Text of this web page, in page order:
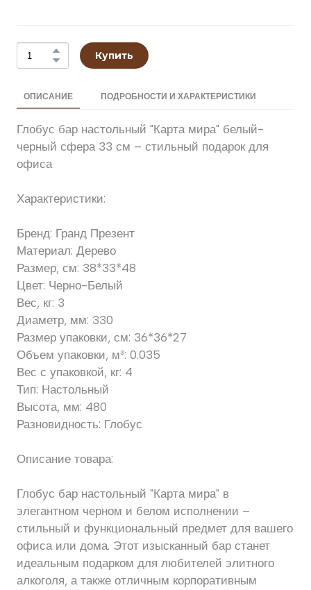
Купить
ОПИСАНИЕ ПОДРОБНОСТИ И ХАРАКТЕРИСТИКИ
Глобус бар настольный "Карта мира" белый-
черный сфера 33 см – стильный подарок для
офиса
Характеристики:
Бренд: Гранд Презент
Материал: Дерево
Размер, см: 38*33*48
Цвет: Черно-Белый
Вес, кг: 3
Диаметр, мм: 330
Размер упаковки, см: 36*36*27
Объем упаковки, м³: 0.035
Вес с упаковкой, кг: 4
Тип: Настольный
Высота, мм: 480
Разновидность: Глобус
Описание товара:
Глобус бар настольный "Карта мира" в
элегантном черном и белом исполнении –
стильный и функциональный предмет для вашего
офиса или дома. Этот изысканный бар станет
идеальным подарком для любителей элитного
алкоголя, а также отличным корпоративным